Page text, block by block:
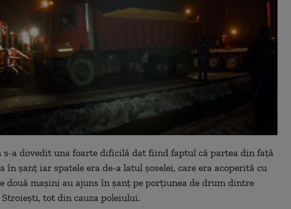
s-a dovedit una foarte dificilă dat fiind faptul că partea din față
în șanț iar spatele era de-a latul șoselei, care era acoperită cu
două mașini au ajuns în șanț pe porțiunea de drum dintre
Stroiești, tot din cauza poleiului.